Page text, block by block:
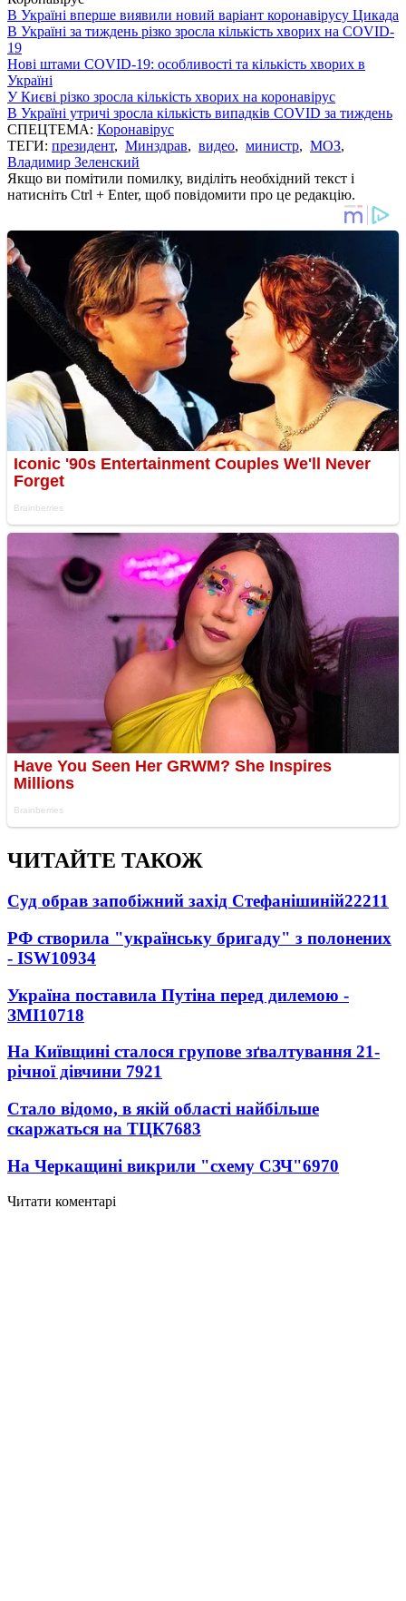
В Україні вперше виявили новий варіант коронавірусу Цикада
В Україні за тиждень різко зросла кількість хворих на COVID-
19
Нові штами COVID-19: особливості та кількість хворих в
Україні
У Києві різко зросла кількість хворих на коронавірус
В Україні утричі зросла кількість випадків COVID за тиждень
СПЕЦТЕМА: Коронавірус
ТЕГИ: президент, Минздрав, видео, министр, МОЗ,
Владимир Зеленский
Якщо ви помітили помилку, виділіть необхідний текст і
натисніть Ctrl + Enter, щоб повідомити про це редакцію.
ЧИТАЙТЕ ТАКОЖ
Суд обрав запобіжний захід Стефанішиній22211
РФ створила "українську бригаду" з полонених
- ISW10934
Україна поставила Путіна перед дилемою -
ЗМІ10718
На Київщині сталося групове зґвалтування 21-
річної дівчини 7921
Стало відомо, в якій області найбільше
скаржаться на ТЦК7683
На Черкащині викрили "схему СЗЧ"6970
Читати коментарі